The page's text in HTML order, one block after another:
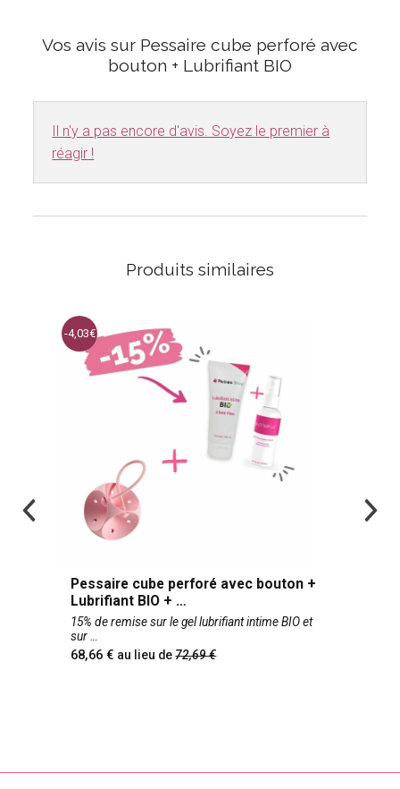
Vos avis sur Pessaire cube perforé avec
bouton + Lubrifiant BIO
Il n'y a pas encore d'avis. Soyez le premier à
réagir !
Produits similaires
-4,03
Pessaire cube perforé avec bouton +
Lubrifiant BIO +
15% de remise sur le gel lubrifiant intime BIO et
sur
68,66 au lieu de72,69